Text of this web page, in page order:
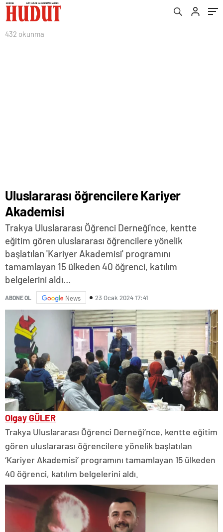
432 okunma
Uluslararası öğrencilere Kariyer
Akademisi
Trakya Uluslararası Öğrenci Derneği'nce, kentte
eğitim gören uluslararası öğrencilere yönelik
başlatılan 'Kariyer Akademisi' programını
tamamlayan 15 ülkeden 40 öğrenci, katılım
belgelerini aldı…
ABONE OL News 23 Ocak 2024 17:41
Olgay GÜLER
Trakya Uluslararası Öğrenci Derneği’nce, kentte eğitim
gören uluslararası öğrencilere yönelik başlatılan
‘Kariyer Akademisi’ programını tamamlayan 15 ülkeden
40 öğrenci, katılım belgelerini aldı.